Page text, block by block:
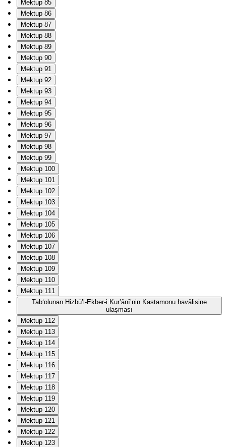
Mektup 85
Mektup 86
Mektup 87
Mektup 88
Mektup 89
Mektup 90
Mektup 91
Mektup 92
Mektup 93
Mektup 94
Mektup 95
Mektup 96
Mektup 97
Mektup 98
Mektup 99
Mektup 100
Mektup 101
Mektup 102
Mektup 103
Mektup 104
Mektup 105
Mektup 106
Mektup 107
Mektup 108
Mektup 109
Mektup 110
Mektup 111
Tab‘olunan Hizbü’l-Ekber-i Kur’ânî’nin Kastamonu havâlisine
ulaşması
Mektup 112
Mektup 113
Mektup 114
Mektup 115
Mektup 116
Mektup 117
Mektup 118
Mektup 119
Mektup 120
Mektup 121
Mektup 122
Mektup 123